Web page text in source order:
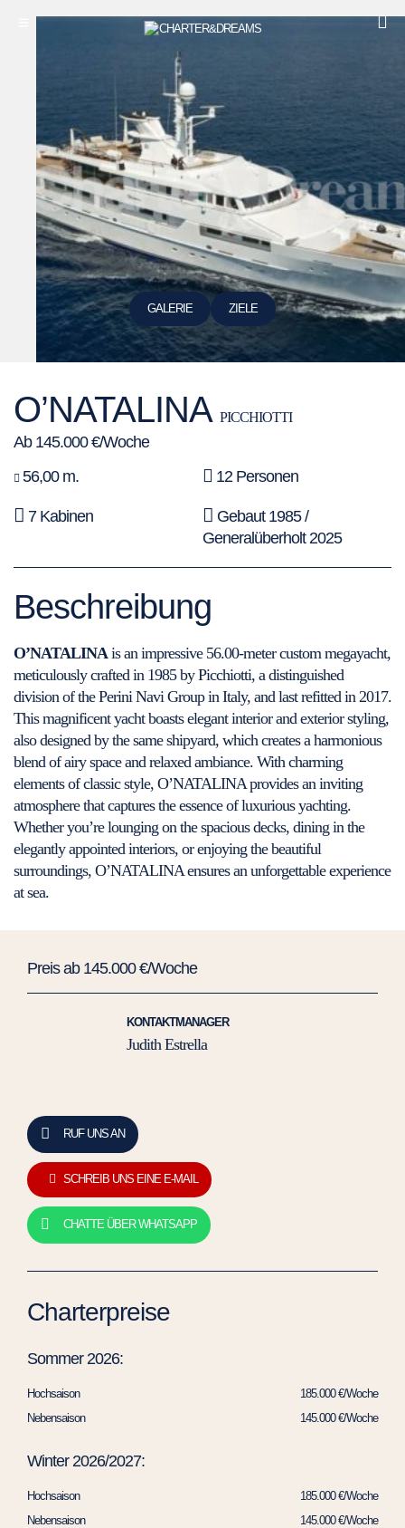
GALERIE ZIELE
O’NATALINA PICCHIOTTI
Ab 145.000 €/Woche
56,00 m.
12 Personen
7 Kabinen
Gebaut 1985 /
Generalüberholt 2025
Beschreibung
O’NATALINAis an impressive 56.00-meter custom megayacht,
meticulously crafted in 1985 by Picchiotti, a distinguished
division of the Perini Navi Group in Italy, and last refitted in 2017.
This magnificent yacht boasts elegant interior and exterior styling,
also designed by the same shipyard, which creates a harmonious
blend of airy space and relaxed ambiance. With charming
elements of classic style, O’NATALINA provides an inviting
atmosphere that captures the essence of luxurious yachting.
Whether you’re lounging on the spacious decks, dining in the
elegantly appointed interiors, or enjoying the beautiful
surroundings, O’NATALINA ensures an unforgettable experience
at sea.
Preis ab 145.000 €/Woche
KONTAKTMANAGER
Judith Estrella
RUF UNS AN
SCHREIB UNS EINE E-MAIL
CHATTE ÜBER WHATSAPP
Charterpreise
Sommer 2026:
Hochsaison
185.000 €/Woche
Nebensaison
145.000 €/Woche
Winter 2026/2027:
Hochsaison
185.000 €/Woche
Nebensaison
145.000 €/Woche